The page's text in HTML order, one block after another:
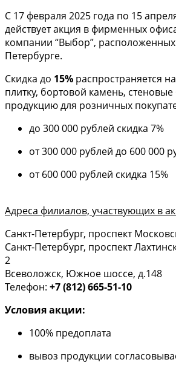
С 17 февраля 2025 года по 15
действует акция в фирменных
компании “Выбор”, расположенных
Петербурге.
Скидка до 15% распространяется
плитку, бортовой камень,
продукцию для розничных
до 300 000 рублей скидка 7%
от 300 000 рублей до 600 000
от 600 000 рублей скидка 15%
Адреса филиалов, участвующих в
Санкт-Петербург, проспект
Санкт-Петербург, проспект
2
Всеволожск, Южное шоссе, д.148
Телефон: +7 (812) 665-51-10
Условия акции:
100% предоплата
вывоз продукции